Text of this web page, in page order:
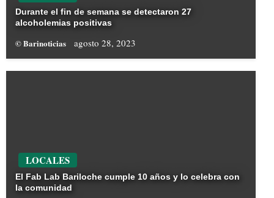
Durante el fin de semana se detectaron 27
alcoholemias positivas
© Barinoticias agosto 28, 2023
LOCALES
El Fab Lab Bariloche cumple 10 años y lo celebra con
la comunidad